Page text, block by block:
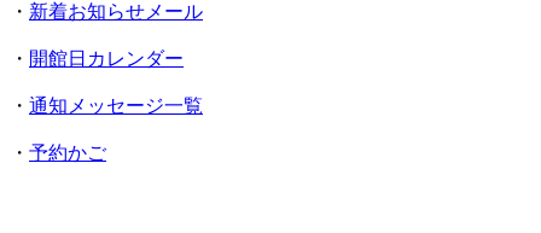
・ 新着お知らせメール
・ 開館日カレンダー
・ 通知メッセージ一覧
・ 予約かご